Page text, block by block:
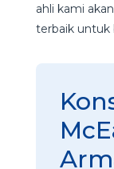
ahli kami
terbaik untuk